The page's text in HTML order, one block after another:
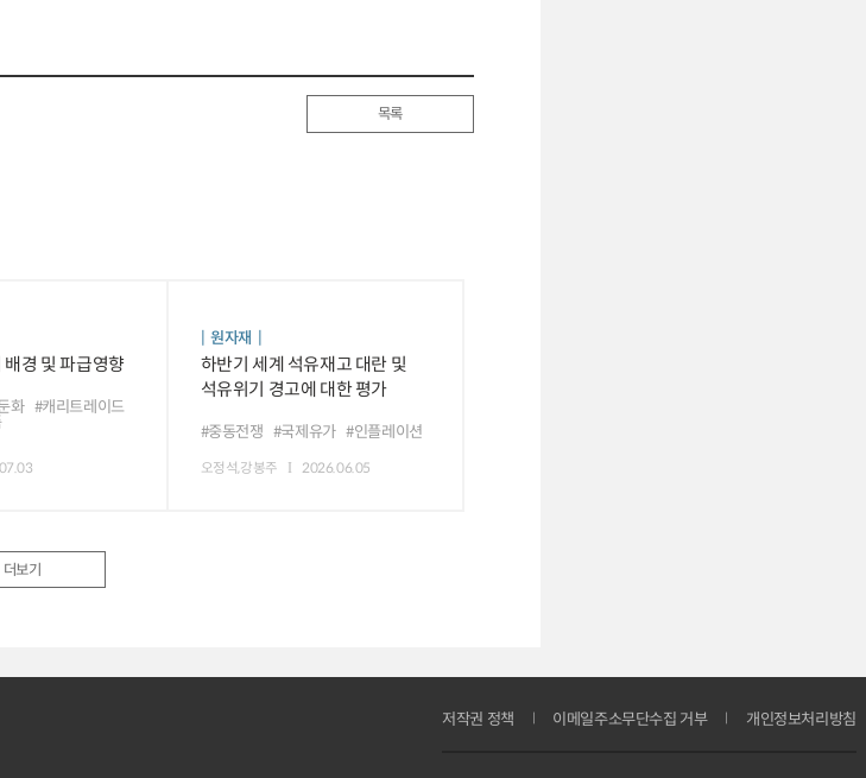
목록
배경 및 파급영향
화 #캐리트레이드
원자재
하반기 세계 석유재고 대란 및
석유위기 경고에 대한 평가
#중동전쟁 #국제유가 #인플레이션
오정석,강봉주 2026.06.05
더보기
저작권 정책 이메일주소무단수집 거부 개인정보처리방침